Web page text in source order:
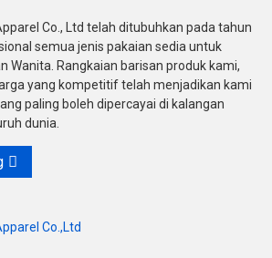
Co., Ltd telah ditubuhkan pada tahun
semua jenis pakaian sedia untuk
Wanita. Rangkaian barisan produk kami,
yang kompetitif telah menjadikan kami
paling boleh dipercayai di kalangan
dunia.
Co.,Ltd